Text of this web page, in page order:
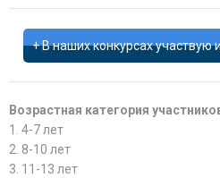
В наших конкурсах участвую
Возрастная категория
1. 4-7 лет
2. 8-10 лет
3. 11-13 лет